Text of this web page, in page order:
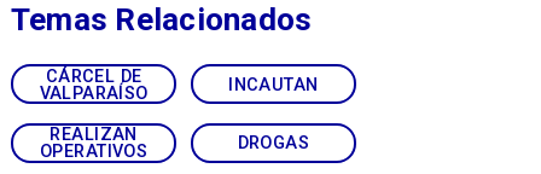
CÁRCEL DE
VALPARAÍSO
INCAUTAN
REALIZAN
OPERATIVOS
DROGAS
Temas Relacionados